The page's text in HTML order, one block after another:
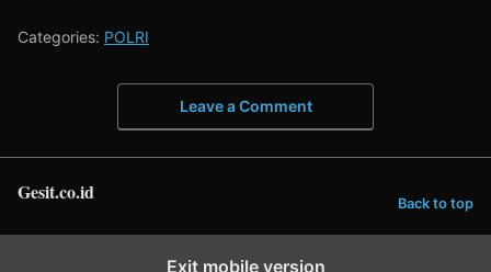
Categories: POLRI
Leave a Comment
Gesit.co.id Back to top
Exit mobile version